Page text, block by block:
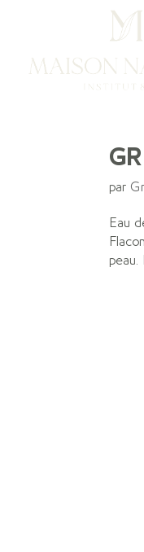
par
Eau
peau.